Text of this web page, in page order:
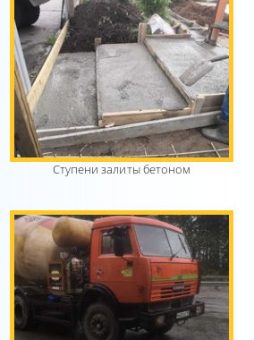
Ступени залиты бетоном